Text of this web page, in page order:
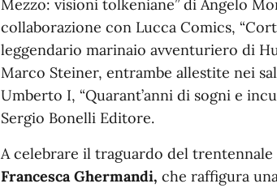
Mezzo: visioni tolkeniane” di Angelo
collaborazione con Lucca Comics,
leggendario marinaio avventuriero di
Marco Steiner, entrambe allestite nei
Umberto I, “Quarant’anni di sogni e
Sergio Bonelli Editore.
A celebrare il traguardo del
Francesca Ghermandi, che raffigura